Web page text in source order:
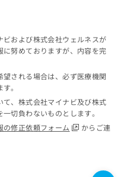
および株式会社ウェルネスが
努めておりますが、内容を完
される場合は、必ず医療機関
。
、株式会社マイナビ及び株式
切負わないものとします。
の修正依頼フォーム
からご連